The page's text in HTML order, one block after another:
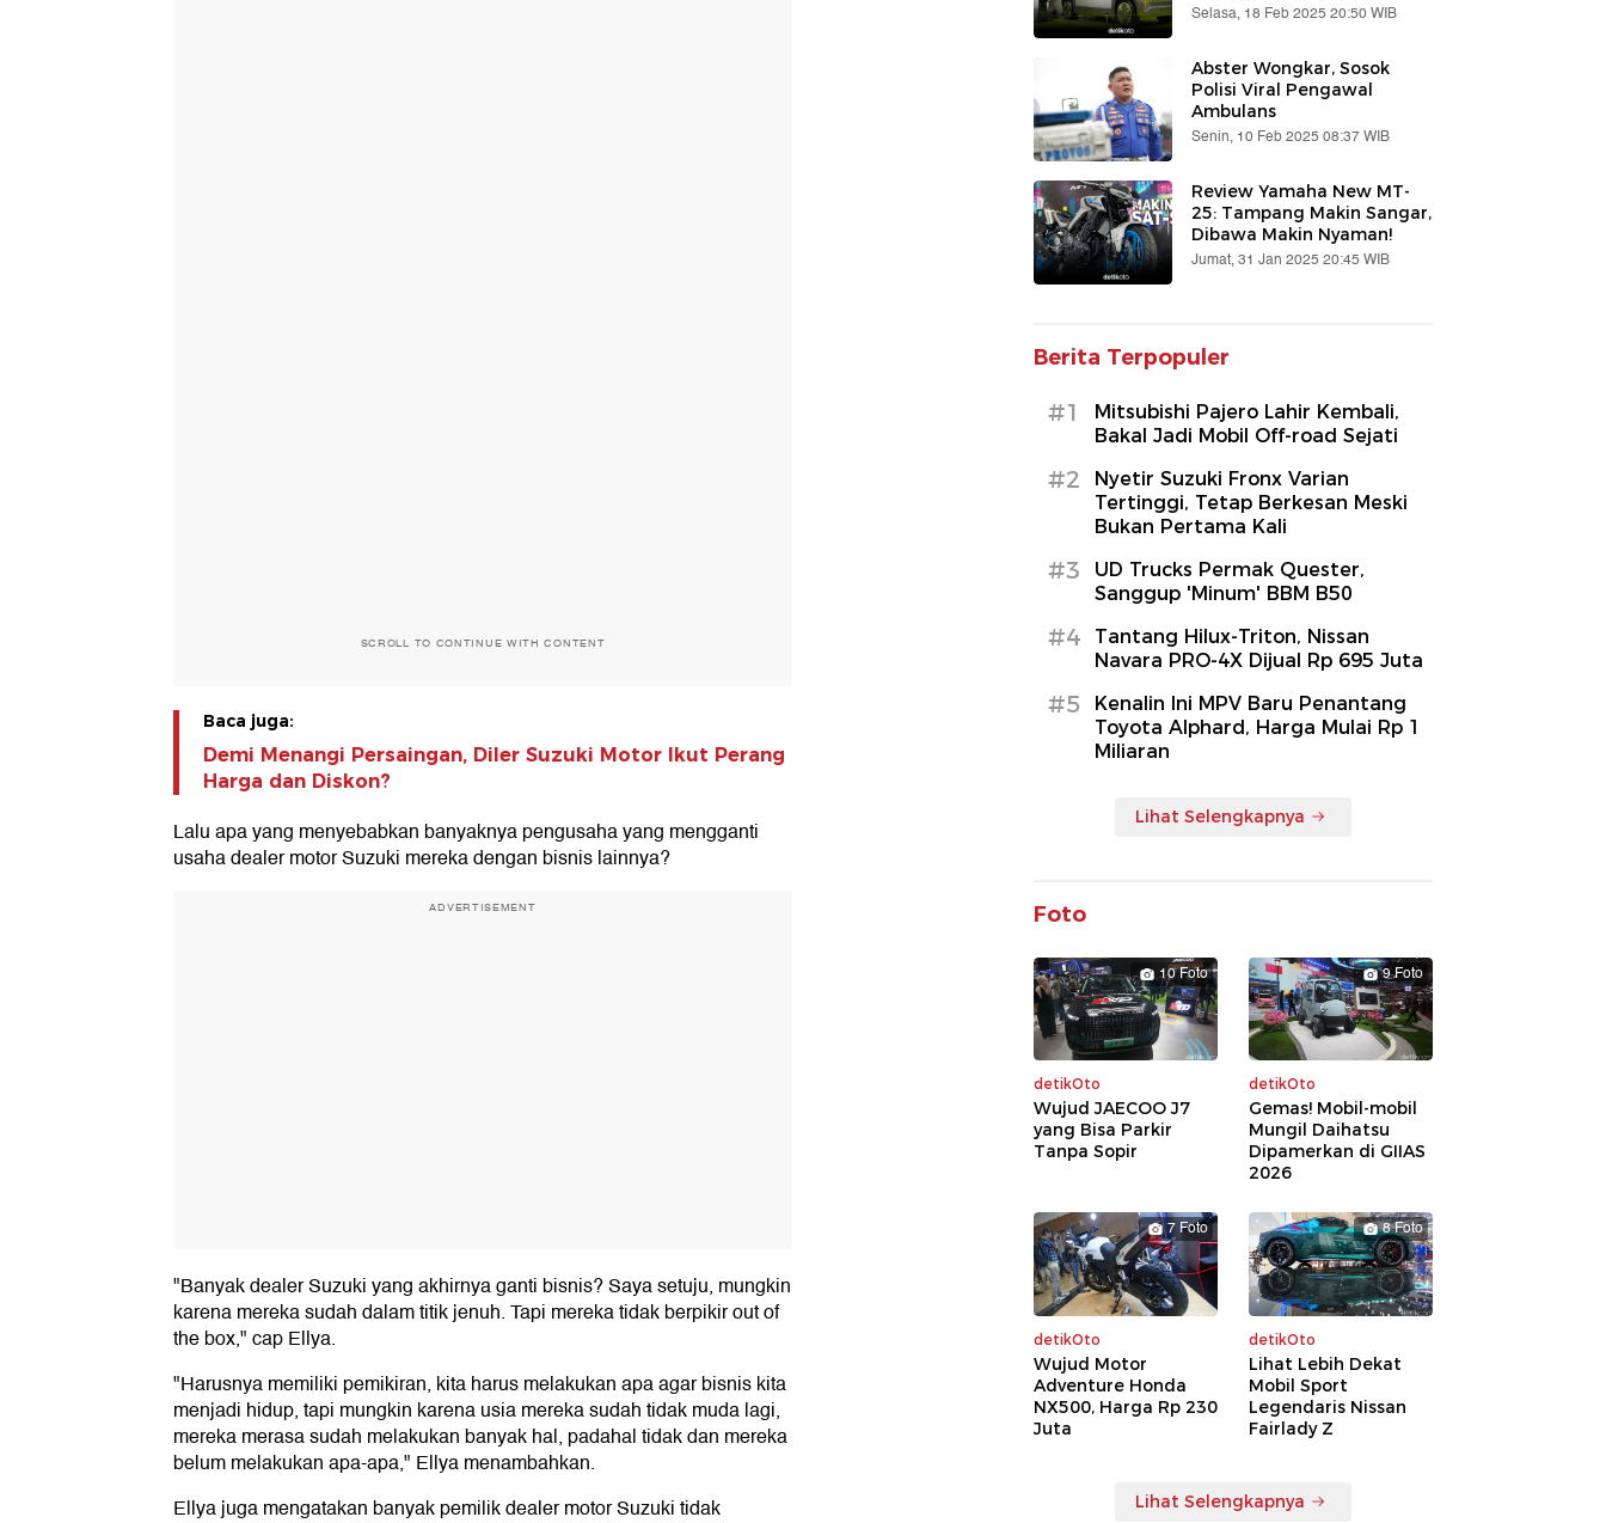
SCROLL TO CONTINUE WITH CONTENT
Baca juga:
Demi Menangi Persaingan, Diler Suzuki Motor Ikut Perang
Harga dan Diskon?
Lalu apa yang menyebabkan banyaknya pengusaha yang mengganti
usaha dealer motor Suzuki mereka dengan bisnis lainnya?
ADVERTISEMENT
"Banyak dealer Suzuki yang akhirnya ganti bisnis? Saya setuju, mungkin
karena mereka sudah dalam titik jenuh. Tapi mereka tidak berpikir out of
the box," cap Ellya.
"Harusnya memiliki pemikiran, kita harus melakukan apa agar bisnis kita
menjadi hidup, tapi mungkin karena usia mereka sudah tidak muda lagi,
mereka merasa sudah melakukan banyak hal, padahal tidak dan mereka
belum melakukan apa-apa," Ellya menambahkan.
Ellya juga mengatakan banyak pemilik dealer motor Suzuki tidak
Selasa, 18 Feb 2025 20:50 WIB
Abster Wongkar, Sosok
Polisi Viral Pengawal
Ambulans
Senin, 10 Feb 2025 08:37 WIB
Review Yamaha New MT-
25: Tampang Makin Sangar,
Dibawa Makin Nyaman!
Jumat, 31 Jan 2025 20:45 WIB
Berita Terpopuler
#1
Mitsubishi Pajero Lahir Kembali,
Bakal Jadi Mobil Off-road Sejati
#2
Nyetir Suzuki Fronx Varian
Tertinggi, Tetap Berkesan Meski
Bukan Pertama Kali
#3
UD Trucks Permak Quester,
Sanggup 'Minum' BBM B50
#4
Tantang Hilux-Triton, Nissan
Navara PRO-4X Dijual Rp 695 Juta
#5
Kenalin Ini MPV Baru Penantang
Toyota Alphard, Harga Mulai Rp 1
Miliaran
Lihat Selengkapnya
Foto
10 Foto
detikOto
Wujud JAECOO J7
yang Bisa Parkir
Tanpa Sopir
9 Foto
detikOto
Gemas! Mobil-mobil
Mungil Daihatsu
Dipamerkan di GIIAS
2026
7 Foto
detikOto
Wujud Motor
Adventure Honda
NX500, Harga Rp 230
Juta
8 Foto
detikOto
Lihat Lebih Dekat
Mobil Sport
Legendaris Nissan
Fairlady Z
Lihat Selengkapnya